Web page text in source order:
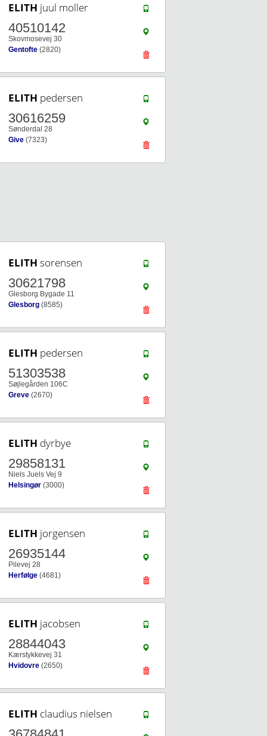
ELITH juul moller
40510142
Skovmosevej 30
Gentofte (2820)
ELITH pedersen
30616259
Sønderdal 28
Give (7323)
ELITH sorensen
30621798
Glesborg Bygade 11
Glesborg (8585)
ELITH pedersen
51303538
Søjlegården 106C
Greve (2670)
ELITH dyrbye
29858131
Niels Juels Vej 9
Helsingør (3000)
ELITH jorgensen
26935144
Pilevej 28
Herfølge (4681)
ELITH jacobsen
28844043
Kærstykkevej 31
Hvidovre (2650)
ELITH claudius nielsen